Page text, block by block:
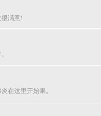
满意!
在这里开始果。